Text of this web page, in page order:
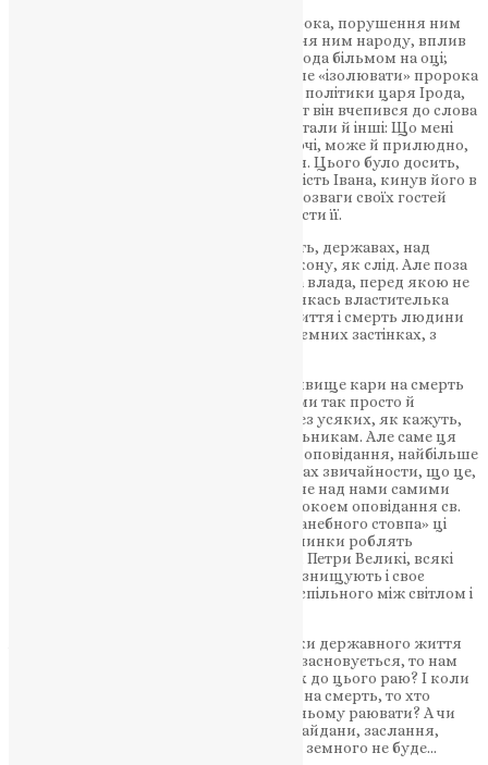
Безумовно, вся діяльність нового пророка, порушення ним
мертвого спокою в державі, зворушення ним народу, вплив
його на народ — були для державця Ірода більмом на оці;
припинити якось цей рух, так чи інакше «ізолювати» пророка
від народу було потребою внутрішньої політики царя Ірода,
він шукав для цього лише приводу, і от він вчепився до слова
правди. Коли він запитав у Івана, як питали й інші: Що мені
робити? (Лук. 3, 10), той сказав йому в очі, може й прилюдно,
правду що до виправлення його життя. Цього було досить,
щоб Ірод припинив пророцьку діяльність Івана, кинув його в
каземат під своєю палатою… Цар для розваги своїх гостей
звелів стяти голову прор. Івана і принести її.
Звичайно в культурних, як їх називають, державах, над
смертниками і суд, і присуд, і все по закону, як слід. Але поза
цим судом, де та царська, чи державна влада, перед якою не
танцювала б Іродіяда, не мстилась би якась властителька
менту, не вирішались би справи про життя і смерть людини
за чаркою вина, за багатим обідом, в таємних застінках, з
І от св. Євангелія це звичайне й сумне явище кари на смерть
пророка і її обставини малює перед нами так просто й
спокійно, як наче так і повинно бути, без усяких, як кажуть,
коментарів, без жадного докору насильникам. Але саме ця
простота, ця, як кажуть, об’єктивність оповідання, найбільше
вражає нас; вона наводить на нас той жах звичайности, що це,
як наче на наших очах робиться, як наче над нами самими
провадиться. Але, іменно цим своїм спокоєм оповідання св.
Євангелії раз назавжди прибиває до «ганебного стовпа» ці
звичайні вчинки пануючих. І коли ці вчинки роблять
християнські царі — всякі Івани Грозні, Петри Великі, всякі
«помазанці Божі», то цим вони цілком знищують і своє
християнство і своє помазання. Бо що спільного між світлом і
А коли нам антихристиянські керівники державного життя
кажуть про земний рай, що ними ніби засновується, то нам
хотілось би знати, чим встелений шлях до цього раю? І коли
цей шлях встелений трупом скараних на смерть, то хто
сумлінний захоче до цього раю йти і в ньому раювати? А чи
будуть у цьому земному раю тюрми, кайдани, заслання,
смертна кара? А коли це буде, то й раю земного не буде…